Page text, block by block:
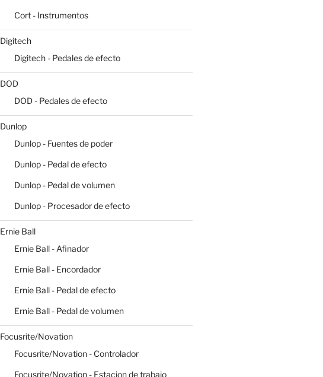
Cort - Instrumentos
Digitech
Digitech - Pedales de efecto
DOD
DOD - Pedales de efecto
Dunlop
Dunlop - Fuentes de poder
Dunlop - Pedal de efecto
Dunlop - Pedal de volumen
Dunlop - Procesador de efecto
Ernie Ball
Ernie Ball - Afinador
Ernie Ball - Encordador
Ernie Ball - Pedal de efecto
Ernie Ball - Pedal de volumen
Focusrite/Novation
Focusrite/Novation - Controlador
Focusrite/Novation - Estacion de trabajo